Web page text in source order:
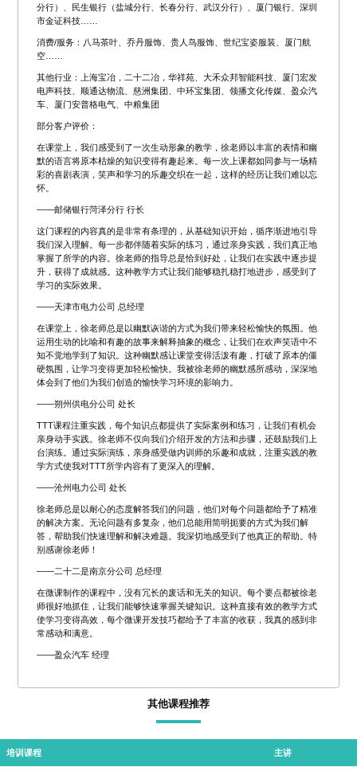
分行）、民生银行（盐城分行、长春分行、武汉分行）、厦门银行、深圳
市金证科技……
消费/服务：八马茶叶、乔丹服饰、贵人鸟服饰、世纪宝姿服装、厦门航
空……
其他行业：上海宝冶，二十二冶，华祥苑、大禾众邦智能科技、厦门宏发
电声科技、顺通达物流、慈洲集团、中环宝集团、领播文化传媒、盈众汽
车、厦门安普格电气、中粮集团
部分客户评价：
在课堂上，我们感受到了一次生动形象的教学，徐老师以丰富的表情和幽
默的语言将原本枯燥的知识变得有趣起来。每一次上课都如同参与一场精
彩的喜剧表演，笑声和学习的乐趣交织在一起，这样的经历让我们难以忘
怀。
——邮储银行菏泽分行 行长
这门课程的内容真的是非常有条理的，从基础知识开始，循序渐进地引导
我们深入理解。每一步都伴随着实际的练习，通过亲身实践，我们真正地
掌握了所学的内容。徐老师的指导总是恰到好处，让我们在实践中逐步提
升，获得了成就感。这种教学方式让我们能够稳扎稳打地进步，感受到了
学习的实际效果。
——天津市电力公司 总经理
在课堂上，徐老师总是以幽默诙谐的方式为我们带来轻松愉快的氛围。他
运用生动的比喻和有趣的故事来解释抽象的概念，让我们在欢声笑语中不
知不觉地学到了知识。这种幽默感让课堂变得活泼有趣，打破了原本的僵
硬氛围，让学习变得更加轻松愉快。我被徐老师的幽默感所感动，深深地
体会到了他们为我们创造的愉快学习环境的影响力。
——朔州供电分公司 处长
TTT课程注重实践，每个知识点都提供了实际案例和练习，让我们有机会
亲身动手实践。徐老师不仅向我们介绍开发的方法和步骤，还鼓励我们上
台演练。通过实际演练，亲身感受做内训师的乐趣和成就，注重实践的教
学方式使我对TTT所学内容有了更深入的理解。
——沧州电力公司 处长
徐老师总是以耐心的态度解答我们的问题，他们对每个问题都给予了精准
的解决方案。无论问题有多复杂，他们总能用简明扼要的方式为我们解
答，帮助我们快速理解和解决难题。我深切地感受到了他真正的帮助。特
别感谢徐老师！
——二十二是南京分公司 总经理
在微课制作的课程中，没有冗长的废话和无关的知识。每个要点都被徐老
师很好地抓住，让我们能够快速掌握关键知识。这种直接有效的教学方式
使学习变得高效，每个微课开发技巧都给予了丰富的收获，我真的感到非
常感动和满意。
——盈众汽车 经理
其他课程推荐
培训课程 主讲